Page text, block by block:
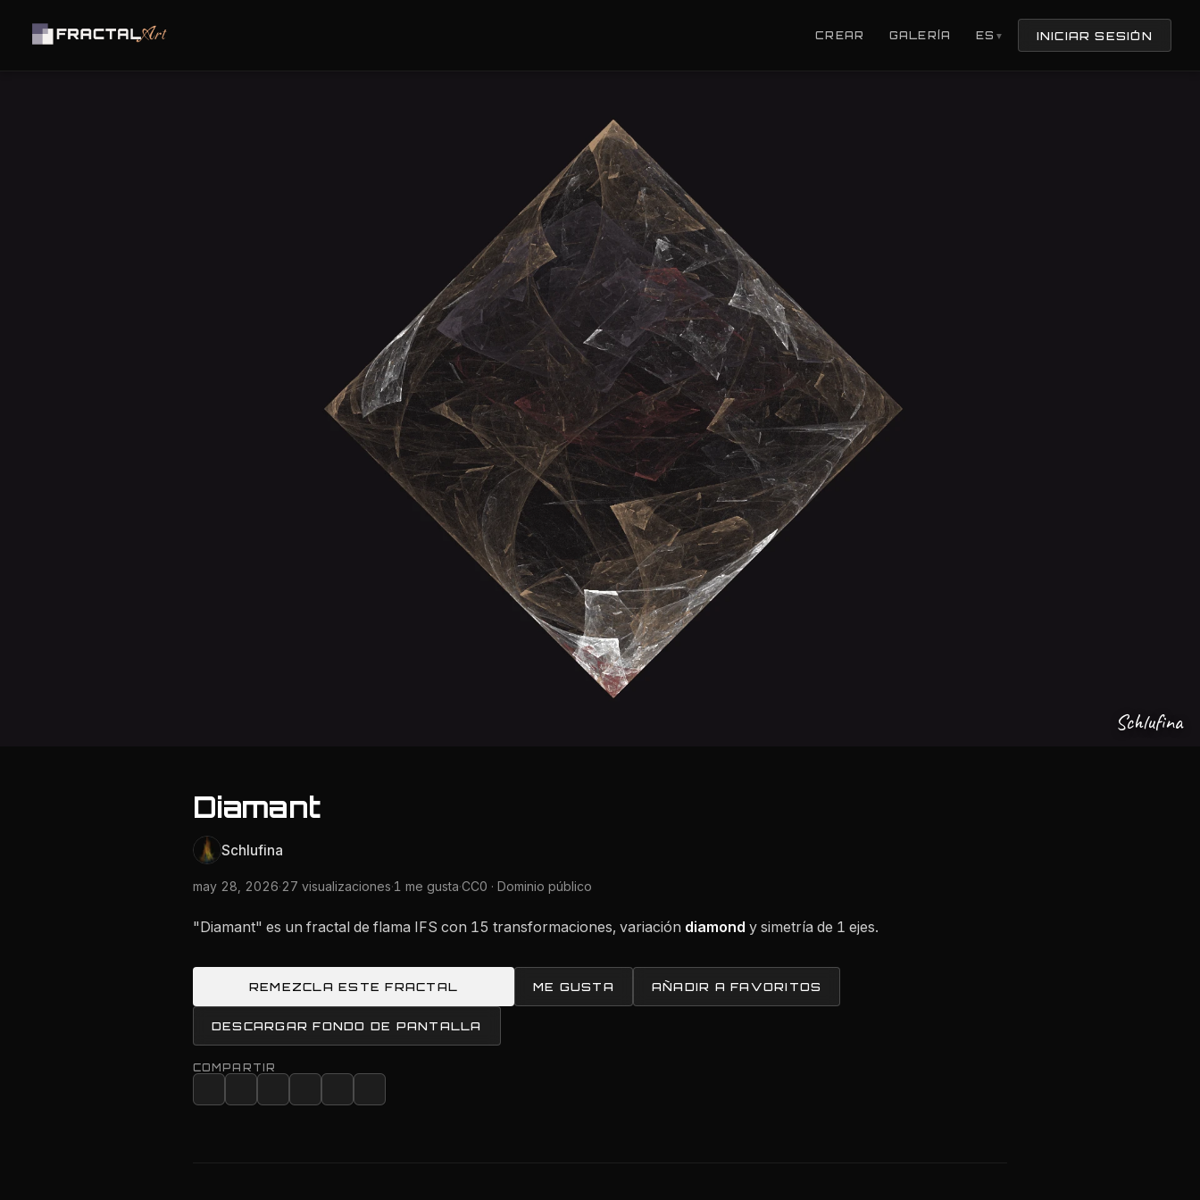
CREAR GALERÍA ES ▼ INICIAR SESIÓN
Schlufina
Diamant
Schlufina
may 28, 2026·27 visualizaciones·1 me gusta·CC0 · Dominio público
"Diamant" es un fractal de flama IFS con 15 transformaciones, variación diamond y simetría de 1 ejes.
REMEZCLA ESTE FRACTAL ME GUSTA AÑADIR A FAVORITOS
DESCARGAR FONDO DE PANTALLA
COMPARTIR